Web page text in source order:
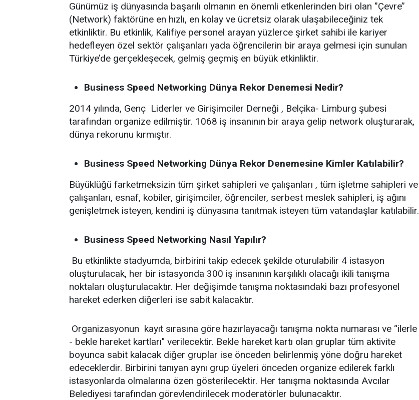
Günümüz iş dünyasında başarılı olmanın en önemli etkenlerinden biri olan ‘’Çevre’’
(Network) faktörüne en hızlı, en kolay ve ücretsiz olarak ulaşabileceğiniz tek
etkinliktir. Bu etkinlik, Kalifiye personel arayan yüzlerce şirket sahibi ile kariyer
hedefleyen özel sektör çalışanları yada öğrencilerin bir araya gelmesi için sunulan
Türkiye’de gerçekleşecek, gelmiş geçmiş en büyük etkinliktir.
Business Speed Networking Dünya Rekor Denemesi Nedir?
2014 yılında, Genç Liderler ve Girişimciler Derneği , Belçika- Limburg şubesi
tarafından organize edilmiştir. 1068 iş insanının bir araya gelip network oluşturarak,
dünya rekorunu kırmıştır.
Business Speed Networking Dünya Rekor Denemesine Kimler Katılabilir?
Büyüklüğü farketmeksizin tüm şirket sahipleri ve çalışanları , tüm işletme sahipleri ve
çalışanları, esnaf, kobiler, girişimciler, öğrenciler, serbest meslek sahipleri, iş ağını
genişletmek isteyen, kendini iş dünyasına tanıtmak isteyen tüm vatandaşlar katılabilir.
Business Speed Networking Nasıl Yapılır?
Bu etkinlikte stadyumda, birbirini takip edecek şekilde oturulabilir 4 istasyon
oluşturulacak, her bir istasyonda 300 iş insanının karşılıklı olacağı ikili tanışma
noktaları oluşturulacaktır. Her değişimde tanışma noktasındaki bazı profesyonel
hareket ederken diğerleri ise sabit kalacaktır.
Organizasyonun kayıt sırasına göre hazırlayacağı tanışma nokta numarası ve “ilerle
- bekle hareket kartları" verilecektir. Bekle hareket kartı olan gruplar tüm aktivite
boyunca sabit kalacak diğer gruplar ise önceden belirlenmiş yöne doğru hareket
edeceklerdir. Birbirini tanıyan aynı grup üyeleri önceden organize edilerek farklı
istasyonlarda olmalarına özen gösterilecektir. Her tanışma noktasında Avcılar
Belediyesi tarafından görevlendirilecek moderatörler bulunacaktır.